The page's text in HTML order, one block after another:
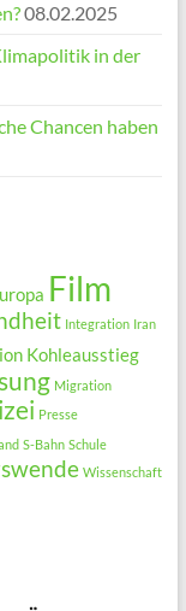
08.02.2025
in der
Chancen haben
Film
Integration Iran
Kohleausstieg
Migration
Presse
S-Bahn Schule
Wissenschaft